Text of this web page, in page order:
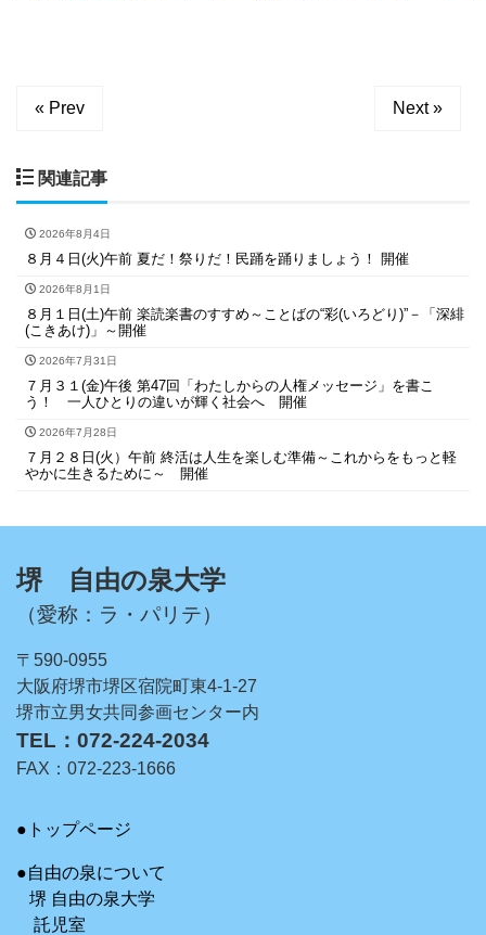
« Prev Next »
関連記事
2026年8月4日
８月４日(火)午前 夏だ！祭りだ！民踊を踊りましょう！ 開催
2026年8月1日
８月１日(土)午前 楽読楽書のすすめ～ことばの“彩(いろどり)”－「深緋
(こきあけ)」～開催
2026年7月31日
７月３１(金)午後 第47回「わたしからの人権メッセージ」を書こ
う！ 一人ひとりの違いが輝く社会へ 開催
2026年7月28日
７月２８日(火）午前 終活は人生を楽しむ準備～これからをもっと軽
やかに生きるために～ 開催
堺 自由の泉大学
（愛称：ラ・パリテ）
〒590-0955
大阪府堺市堺区宿院町東4-1-27
堺市立男女共同参画センター内
TEL：072-224-2034
FAX：072-223-1666
●トップページ
●自由の泉について
堺 自由の泉大学
託児室